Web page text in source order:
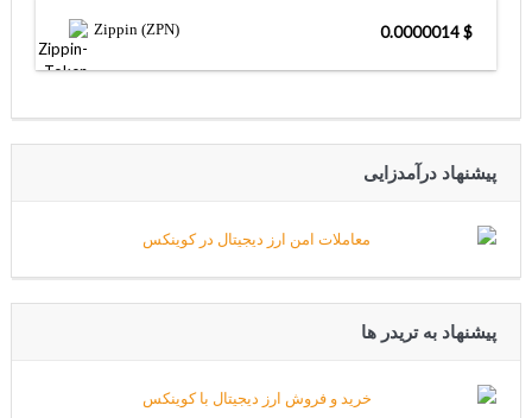
Zippin (ZPN) $ 0.0000014
پیشنهاد درآمدزایی
پیشنهاد به تریدر ها